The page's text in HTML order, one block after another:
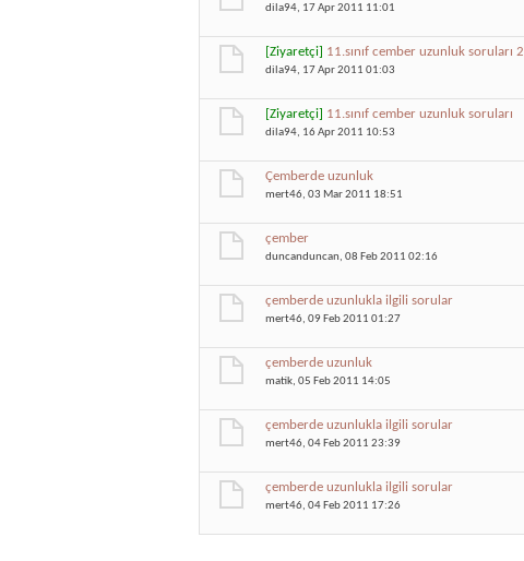
dila94, 17 Apr 2011 11:01
[Ziyaretçi] 11.sınıf cember uzunluk soruları 2
dila94, 17 Apr 2011 01:03
[Ziyaretçi] 11.sınıf cember uzunluk soruları
dila94, 16 Apr 2011 10:53
Çemberde uzunluk
mert46, 03 Mar 2011 18:51
çember
duncanduncan, 08 Feb 2011 02:16
çemberde uzunlukla ilgili sorular
mert46, 09 Feb 2011 01:27
çemberde uzunluk
matik, 05 Feb 2011 14:05
çemberde uzunlukla ilgili sorular
mert46, 04 Feb 2011 23:39
çemberde uzunlukla ilgili sorular
mert46, 04 Feb 2011 17:26